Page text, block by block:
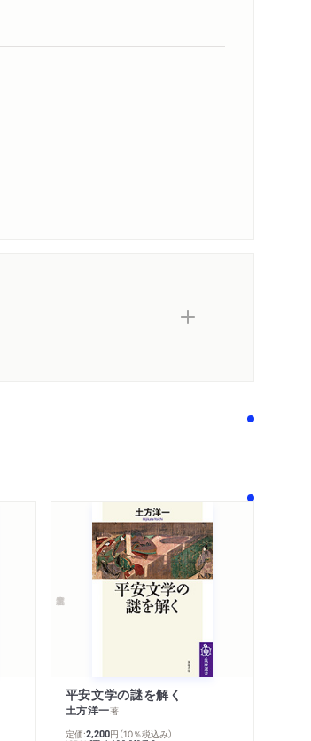
るのか 清末愛砂(家族法・憲法学
藤田庄市(ジャーナリスト)
化、保守運動との齟齬 藤倉善
現代日本「宗教」の類型的把握
平安文学の謎を解く
土方洋一著
定価:2,200円 （10％税込み）